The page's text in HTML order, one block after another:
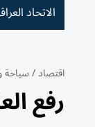
الاتحاد
اقتصاد/سياحة
رفع